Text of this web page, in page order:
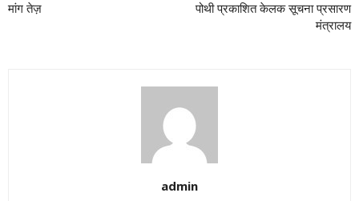
मांग तेज़
पोथी प्रकाशित केलक सूचना प्रसारण
मंत्रालय
admin